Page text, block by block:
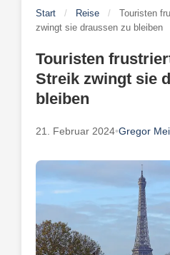
Start / Reise /
Touristen
zwingt sie draussen zu bleiben
Touristen
Streik zwingt sie
bleiben
21. Februar 2024•Gregor